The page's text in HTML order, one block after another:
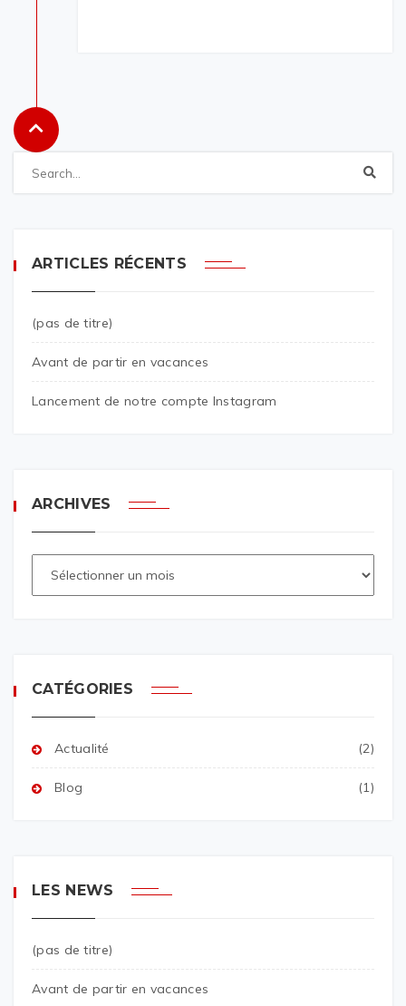
ARTICLES RÉCENTS
(pas de titre)
Avant de partir en vacances
Lancement de notre compte Instagram
ARCHIVES
CATÉGORIES
Actualité (2)
Blog (1)
LES NEWS
(pas de titre)
Avant de partir en vacances